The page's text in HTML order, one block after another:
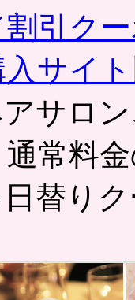
引ク
サイ
サロ
常料
替り